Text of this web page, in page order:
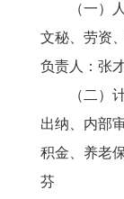
（一）人
文秘、劳资
负责人：张
（二）计
出纳、内部
积金、养老
芬